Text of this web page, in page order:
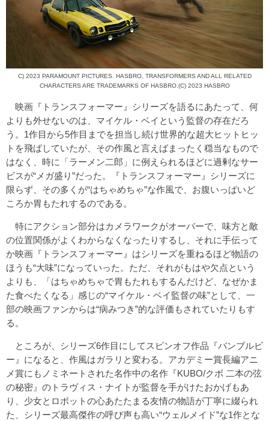
C) 2023 PARAMOUNT PICTURES. HASBRO, TRANSFORMERS AND ALL RELATED
CHARACTERS ARE TRADEMARKS OF HASBRO.(C) 2023 HASBRO
映画『トランスフォーマー』シリーズを語るにあたって、何
よりも外せないのは、マイケル・ベイという監督の存在だろ
う。1作目から5作目までを担当し続け世界的な超大ヒットヒッ
トを飛ばしていたが、その作風と言えばまったく穏当なもので
はなく、時に「ラーメン二郎」に例えられるほどに過剰なサー
ビスが“メガ盛り”だった。『トランスフォーマー』シリーズに
限らず、その多くが“はちゃめちゃ”な作風で、お腹いっぱいど
ころか胃もたれするのである。
特にアクション部分はカメラワークがオーバーで、味方と敵
の位置関係がよくわからなくなったりするし、それに手伝って
か映画『トランスフォーマー』はシリーズを重ねるほど物語の
ほうも“大味”になっていった。ただ、それがもはや欠点という
よりも、「はちゃめちゃで胃もたれもするんだけど、なぜかま
た食べたくなる」感じの“マイケル・ベイ監督の味”として、一
部の映画ファンからは“病みつき”的な評価もされていたりもす
る。
ところが、シリーズ6作目にしてスピンオフ作品『バンブルビ
ー』になると、作風はガラリと変わる。アカデミー賞長編アニ
メ賞にもノミネートされた名作中の名作『KUBO/クボ 二本の弦
の秘密』のトラヴィス・ナイトが監督を手がけたおかげもあ
り、少女とロボットの心あたたまる友情の物語が丁寧に綴られ
た、シリーズ最高傑作の呼び声も高い“ウェルメイド”な1作とな